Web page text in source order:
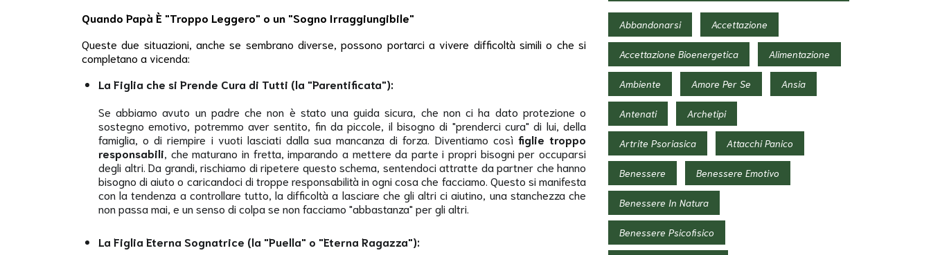
Quando Papà È "Troppo Leggero" o un "Sogno Irraggiungibile"
Queste due situazioni, anche se sembrano diverse, possono portarci a vivere difficoltà simili o che si
completano a vicenda:
La Figlia che si Prende Cura di Tutti (la "Parentificata"):
Se abbiamo avuto un padre che non è stato una guida sicura, che non ci ha dato protezione o
sostegno emotivo, potremmo aver sentito, fin da piccole, il bisogno di "prenderci cura" di lui, della
famiglia, o di riempire i vuoti lasciati dalla sua mancanza di forza. Diventiamo così figlie troppo
responsabili, che maturano in fretta, imparando a mettere da parte i propri bisogni per occuparsi
degli altri. Da grandi, rischiamo di ripetere questo schema, sentendoci attratte da partner che hanno
bisogno di aiuto o caricandoci di troppe responsabilità in ogni cosa che facciamo. Questo si manifesta
con la tendenza a controllare tutto, la difficoltà a lasciare che gli altri ci aiutino, una stanchezza che
non passa mai, e un senso di colpa se non facciamo "abbastanza" per gli altri.
La Figlia Eterna Sognatrice (la "Puella" o "Eterna Ragazza"):
Abbandonarsi Accettazione
Accettazione Bioenergetica Alimentazione
Ambiente Amore Per Se Ansia
Antenati Archetipi
Artrite Psoriasica Attacchi Panico
Benessere Benessere Emotivo
Benessere In Natura
Benessere Psicofisico